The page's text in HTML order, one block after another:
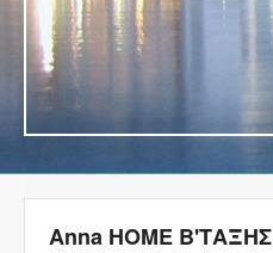
Anna HOME B'ΤΑΞΗΣ